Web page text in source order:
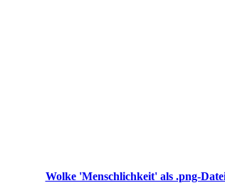
Wolke 'Menschlichkeit' als .png-